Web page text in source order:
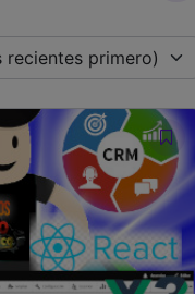
recientes primero)